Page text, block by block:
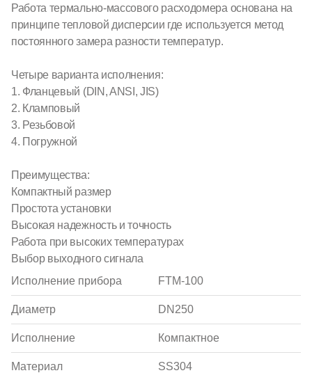
Работа термально-массового расходомера основана на
принципе тепловой дисперсии где используется метод
постоянного замера разности температур.
Четыре варианта исполнения:
1. Фланцевый (DIN, ANSI, JIS)
2. Кламповый
3. Резьбовой
4. Погружной
Преимущества:
Компактный размер
Простота установки
Высокая надежность и точность
Работа при высоких температурах
Выбор выходного сигнала
Исполнение прибора
FTM-100
Диаметр DN250
Исполнение Компактное
Материал SS304